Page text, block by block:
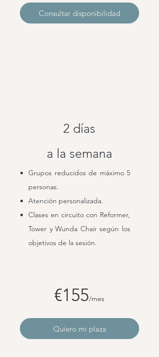
Consultar disponibilidad
2 días
a la semana
Grupos reducidos de máximo 5
personas.
Atención personalizada.
Clases en circuito con Reformer,
Tower y Wunda Chair según los
objetivos de la sesión.
€155/mes
Quiero mi plaza